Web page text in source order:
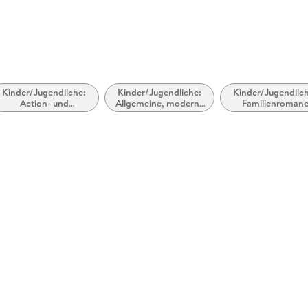
Kinder/Jugendliche:
Action- und
Kinder/Jugendliche:
Allgemeine, moderne
und zeitgenössische
Kinder/
Familienromane